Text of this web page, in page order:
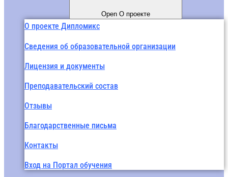
Open О проекте
О проекте Дипломикс
Сведения об образовательной организации
Лицензия и документы
Преподавательский состав
Отзывы
Благодарственные письма
Контакты
Вход на Портал обучения